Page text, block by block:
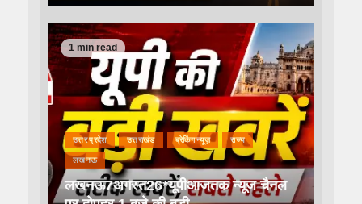
1 min read
उत्तर प्रदेश उत्तराखंड ब्रेकिंग न्यूज़ राज्य
लखनऊ
लखनऊ7अगस्त26*यूपीआजतक न्यूज चैनल